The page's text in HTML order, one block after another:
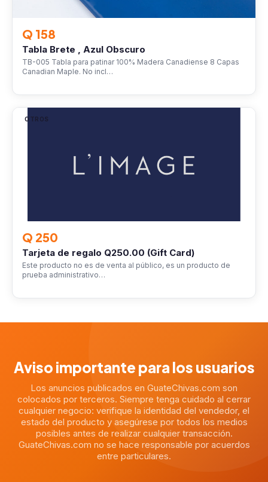
Q 158
Tabla Brete , Azul Obscuro
TB-005 Tabla para patinar 100% Madera Canadiense 8 Capas
Canadian Maple. No incl…
OTROS
Q 250
Tarjeta de regalo Q250.00 (Gift Card)
Este producto no es de venta al público, es un producto de
prueba administrativo…
Aviso importante para los usuarios
Los anuncios publicados en GuateChivas.com son
colocados por terceros. Siempre tenga cuidado al cerrar
cualquier negocio: verifique la identidad del vendedor, el
estado del producto y asegúrese por todos los medios
posibles antes de realizar cualquier transacción.
GuateChivas.com no se hace responsable por acuerdos
entre particulares.